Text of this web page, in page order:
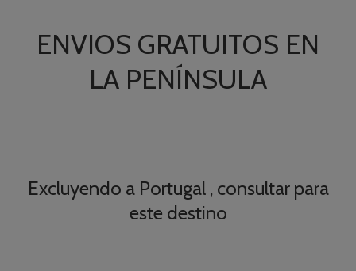
ENVIOS GRATUITOS EN
LA PENÍNSULA
Excluyendo a Portugal , consultar para
este destino